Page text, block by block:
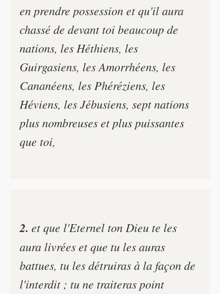
en prendre possession et qu'il aura
chassé de devant toi beaucoup de
nations, les Héthiens, les
Guirgasiens, les Amorrhéens, les
Cananéens, les Phéréziens, les
Héviens, les Jébusiens, sept nations
plus nombreuses et plus puissantes
que toi,
2. et que l'Eternel ton Dieu te les
aura livrées et que tu les auras
battues, tu les détruiras à la façon de
l'interdit ; tu ne traiteras point